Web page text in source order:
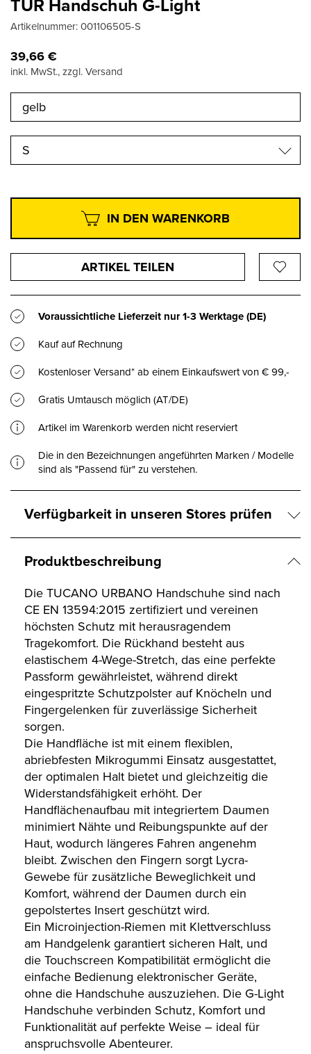
TUR Handschuh G-Light
Artikelnummer:001106505-S
39,66€
inkl. MwSt., zzgl. Versand
S
IN DEN WARENKORB
ARTIKEL TEILEN
Voraussichtliche Lieferzeit nur1-3 Werktage(DE)
Kauf auf Rechnung
Kostenloser Versand* ab einem Einkaufswert von € 99,-
Gratis Umtausch möglich (AT/DE)
Artikel im Warenkorb werden nicht reserviert
Die in den Bezeichnungen angeführten Marken / Modelle
sind als "Passend für" zu verstehen.
Verfügbarkeit in unseren Stores prüfen
Produktbeschreibung
Die TUCANO URBANO Handschuhe sind nach
CE EN 13594:2015 zertifiziert und vereinen
höchsten Schutz mit herausragendem
Tragekomfort. Die Rückhand besteht aus
elastischem 4-Wege-Stretch, das eine perfekte
Passform gewährleistet, während direkt
eingespritzte Schutzpolster auf Knöcheln und
Fingergelenken für zuverlässige Sicherheit
sorgen.
Die Handfläche ist mit einem flexiblen,
abriebfesten Mikrogummi Einsatz ausgestattet,
der optimalen Halt bietet und gleichzeitig die
Widerstandsfähigkeit erhöht. Der
Handflächenaufbau mit integriertem Daumen
minimiert Nähte und Reibungspunkte auf der
Haut, wodurch längeres Fahren angenehm
bleibt. Zwischen den Fingern sorgt Lycra-
Gewebe für zusätzliche Beweglichkeit und
Komfort, während der Daumen durch ein
gepolstertes Insert geschützt wird.
Ein Microinjection-Riemen mit Klettverschluss
am Handgelenk garantiert sicheren Halt, und
die Touchscreen Kompatibilität ermöglicht die
einfache Bedienung elektronischer Geräte,
ohne die Handschuhe auszuziehen. Die G-Light
Handschuhe verbinden Schutz, Komfort und
Funktionalität auf perfekte Weise – ideal für
anspruchsvolle Abenteurer.